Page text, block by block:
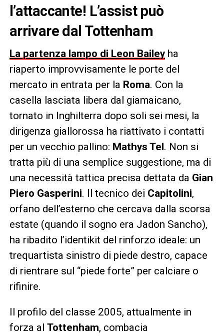
l’attaccante! L’assist può
arrivare dal Tottenham
La partenza lampo di Leon Baileyha
riaperto improvvisamente le porte del
mercato in entrata per la Roma. Con la
casella lasciata libera dal giamaicano,
tornato in Inghilterra dopo soli sei mesi, la
dirigenza giallorossa ha riattivato i contatti
per un vecchio pallino: Mathys Tel. Non si
tratta più di una semplice suggestione, ma di
una necessità tattica precisa dettata da Gian
Piero Gasperini. Il tecnico dei Capitolini,
orfano dell’esterno che cercava dalla scorsa
estate (quando il sogno era Jadon Sancho),
ha ribadito l’identikit del rinforzo ideale: un
trequartista sinistro di piede destro, capace
di rientrare sul “piede forte” per calciare o
rifinire.
Il profilo del classe 2005, attualmente in
forza al Tottenham, combacia